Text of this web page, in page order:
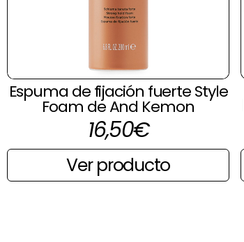
Espuma de fijación fuerte Style
Foam de And Kemon
16,50€
Ver producto